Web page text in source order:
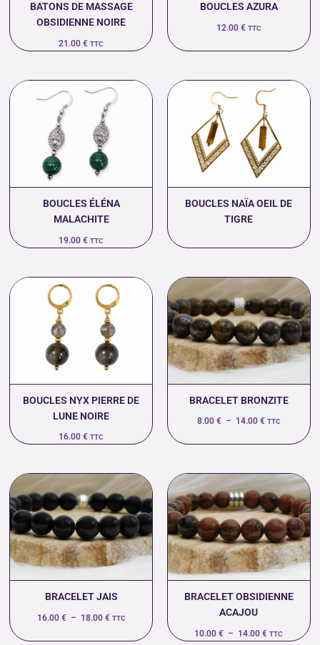
BATONS DE MASSAGE
OBSIDIENNE NOIRE
21.00€ TTC
BOUCLES AZURA
12.00 € TTC
BOUCLES ÉLÉNA
MALACHITE
19.00€ TTC
BOUCLES NAÏA OEIL DE
TIGRE
BOUCLES NYX PIERRE DE
LUNE NOIRE
16.00€ TTC
BRACELET BRONZITE
8.00 € – 14.00 €
de
prix :
8.00 €
à
14.00 €
TTC
BRACELET JAIS
16.00 € – 18.00 €
Plage
de
prix :
16.00 €
18.00 €
TTC
BRACELET OBSIDIENNE
ACAJOU
10.00€ – 14.00€
Plage
de
prix :
10.00 €
à
14.00 €
TTC